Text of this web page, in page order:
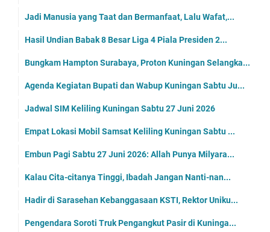
Jadi Manusia yang Taat dan Bermanfaat, Lalu Wafat,...
Hasil Undian Babak 8 Besar Liga 4 Piala Presiden 2...
Bungkam Hampton Surabaya, Proton Kuningan Selangka...
Agenda Kegiatan Bupati dan Wabup Kuningan Sabtu Ju...
Jadwal SIM Keliling Kuningan Sabtu 27 Juni 2026
Empat Lokasi Mobil Samsat Keliling Kuningan Sabtu ...
Embun Pagi Sabtu 27 Juni 2026: Allah Punya Milyara...
Kalau Cita-citanya Tinggi, Ibadah Jangan Nanti-nan...
Hadir di Sarasehan Kebanggasaan KSTI, Rektor Uniku...
Pengendara Soroti Truk Pengangkut Pasir di Kuninga...